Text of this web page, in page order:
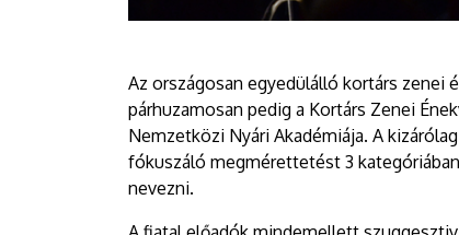
Az országosan egyedülálló kortárs zenei
párhuzamosan pedig a Kortárs Zenei
Nemzetközi Nyári Akadémiája. A
fókuszáló megmérettetést 3
nevezni.